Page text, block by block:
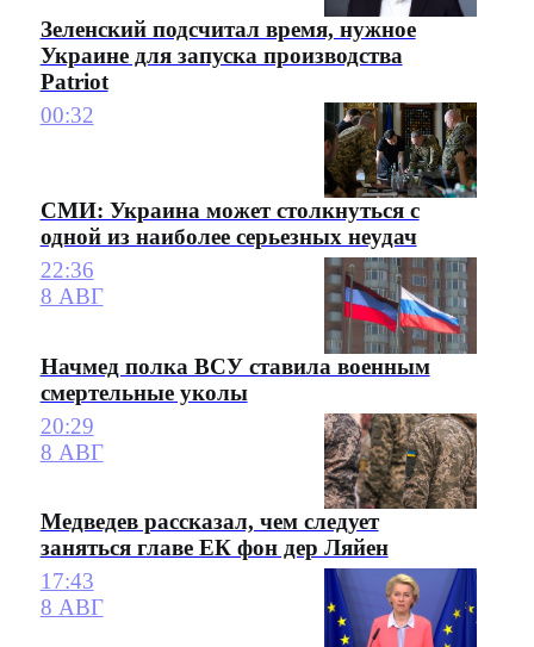
Зеленский подсчитал время, нужное
Украине для запуска производства
Patriot
00:32
СМИ: Украина может столкнуться с
одной из наиболее серьезных неудач
22:36
8 АВГ
Начмед полка ВСУ ставила военным
смертельные уколы
20:29
8 АВГ
Медведев рассказал, чем следует
заняться главе ЕК фон дер Ляйен
17:43
8 АВГ